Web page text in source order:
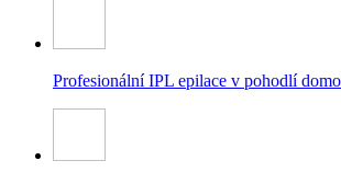
Profesionální IPL epilace v pohodlí